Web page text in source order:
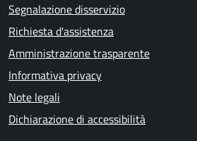
Segnalazione disservizio
Richiesta d'assistenza
Amministrazione trasparente
Informativa privacy
Note legali
Dichiarazione di accessibilità